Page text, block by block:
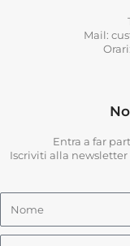
Mail:
Entra a far
Iscriviti alla